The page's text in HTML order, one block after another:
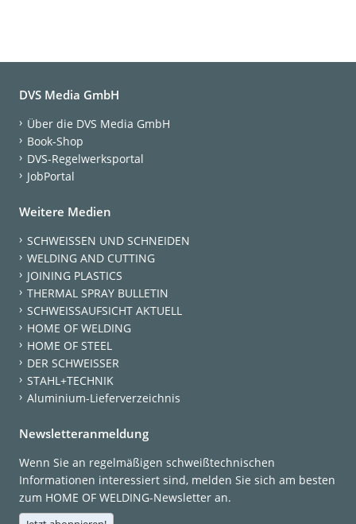
DVS Media GmbH
Über die DVS Media GmbH
Book-Shop
DVS-Regelwerksportal
JobPortal
Weitere Medien
SCHWEISSEN UND SCHNEIDEN
WELDING AND CUTTING
JOINING PLASTICS
THERMAL SPRAY BULLETIN
SCHWEISSAUFSICHT AKTUELL
HOME OF WELDING
HOME OF STEEL
DER SCHWEISSER
STAHL+TECHNIK
Aluminium-Lieferverzeichnis
Newsletteranmeldung
Wenn Sie an regelmäßigen schweißtechnischen
Informationen interessiert sind, melden Sie sich am besten
zum HOME OF WELDING-Newsletter an.